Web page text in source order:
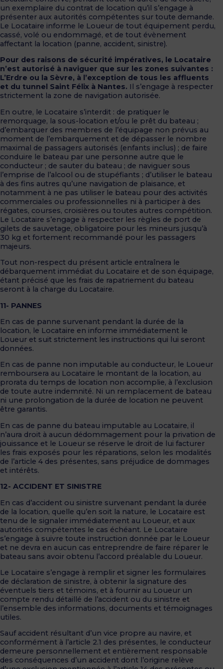
un exemplaire du contrat de location qu’il s’engage à
présenter aux autorités compétentes sur toute demande.
Le Locataire informe le Loueur de tout équipement perdu,
cassé, volé ou endommagé, et de tout évènement
affectant la location (panne, accident, sinistre).
Pour des raisons de sécurité impératives, le Locataire
n’est autorisé à naviguer que sur les zones suivantes :
L’Erdre ou la Sèvre, à l’exception de tous les affluents
et du tunnel Saint Félix à Nantes. Il s’engage à respecter
strictement la zone de navigation autorisée.
En outre, le Locataire s’interdit : de pratiquer le
remorquage, la sous-location et/ou le prêt du bateau ;
d’embarquer des membres de l’équipage non prévus au
moment de l’embarquement et de dépasser le nombre
maximal de passagers autorisés (enfants inclus) ; de faire
conduire le bateau par une personne autre que le
conducteur ; de sauter du bateau ; de naviguer sous
l’emprise de l’alcool ou de stupéfiants ; d’utiliser le bateau
à des fins autres qu’une navigation de plaisance, et
notamment à ne pas utiliser le bateau pour des activités
commerciales ou professionnelles ni à participer à des
régates, courses, croisières ou toutes autres compétition.
Le Locataire s’engage à respecter les règles de port de
gilets de sauvetage, obligatoire pour les mineurs jusqu’à
30 kg et fortement recommandé pour les passagers
majeurs.
Tout non-respect du présent article entraînera le
débarquement immédiat du Locataire et de son équipage,
étant précisé que les frais de rapatriement du bateau
seront à la charge du Locataire.
11- PANNES
En cas de panne survenant pendant la durée de la
location, le Locataire en informe immédiatement le
Loueur et suit strictement les instructions qui lui seront
données.
En cas de panne non imputable au conducteur, le Loueur
remboursera au Locataire le montant de la location, au
prorata du temps de location non accomplie, à l’exclusion
de toute autre indemnité. Ni un remplacement de bateau
ni une prolongation de la durée de location ne peuvent
être garantis.
En cas de panne du bateau imputable au Locataire, il
n’aura droit à aucun dédommagement pour la privation de
jouissance et le Loueur se réserve le droit de lui facturer
les frais exposés pour les réparations, selon les modalités
de l’article 4 des présentes, sans préjudice de dommages
et intérêts.
12- ACCIDENT ET SINISTRE
En cas d’accident ou sinistre survenant pendant la durée
de la location, quelle qu’en soit la nature, le Locataire est
tenu de le signaler immédiatement au Loueur, et aux
autorités compétentes le cas échéant. Le Locataire
s’engage à suivre toute instruction donnée par le Loueur
et ne devra en aucun cas entreprendre de faire réparer le
bateau sans avoir obtenu l’accord préalable du Loueur.
Le Locataire s’engage à remplir et signer les formulaires
de déclaration de sinistre, à obtenir la signature des
éventuels tiers et témoins, et à fournir au Loueur un
compte rendu détaillé de l’accident ou du sinistre et
l’ensemble des informations, documents et témoignages
utiles.
Sauf accident résultant d’un vice propre au navire, et
conformément à l’article 2.1 des présentes, le conducteur
demeure personnellement et entièrement responsable
des conséquences d’un accident dont l’origine relève